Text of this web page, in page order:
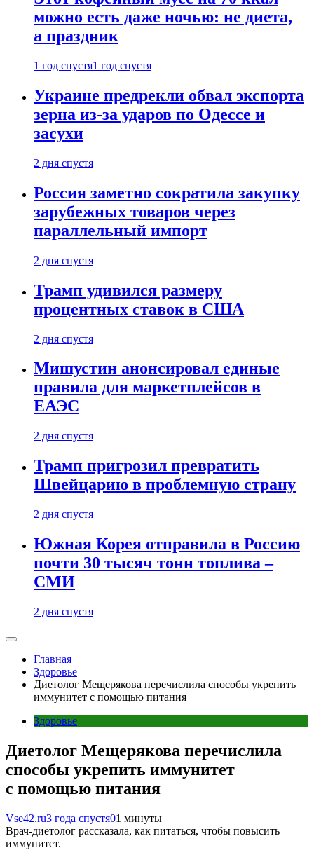
можно есть даже ночью: не диета,
а праздник
1 год спустя1 год спустя
Украине предрекли обвал экспорта
зерна из-за ударов по Одессе и
засухи
2 дня спустя
Россия заметно сократила закупку
зарубежных товаров через
параллельный импорт
2 дня спустя
Трамп удивился размеру
процентных ставок в США
2 дня спустя
Мишустин анонсировал единые
правила для маркетплейсов в
ЕАЭС
2 дня спустя
Трамп пригрозил превратить
Швейцарию в проблемную страну
2 дня спустя
Южная Корея отправила в Россию
почти 30 тысяч тонн топлива –
СМИ
2 дня спустя
Главная
Здоровье
Диетолог Мещерякова перечислила способы укрепить
иммунитет с помощью питания
Здоровье
Диетолог Мещерякова перечислила
способы укрепить иммунитет
с помощью питания
Vse42.ru3 года спустя01 минуты
Врач-диетолог рассказала, как питаться, чтобы повысить
иммунитет.